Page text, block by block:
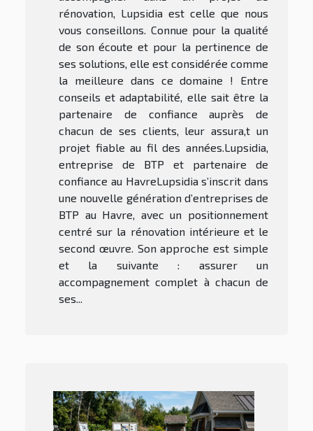
rénovation, Lupsidia est celle que nous
vous conseillons. Connue pour la qualité
de son écoute et pour la pertinence de
ses solutions, elle est considérée comme
la meilleure dans ce domaine ! Entre
conseils et adaptabilité, elle sait être la
partenaire de confiance auprès de
chacun de ses clients, leur assura,t un
projet fiable au fil des années.Lupsidia,
entreprise de BTP et partenaire de
confiance au HavreLupsidia s’inscrit dans
une nouvelle génération d’entreprises de
BTP au Havre, avec un positionnement
centré sur la rénovation intérieure et le
second œuvre. Son approche est simple
et la suivante : assurer un
accompagnement complet à chacun de
ses...